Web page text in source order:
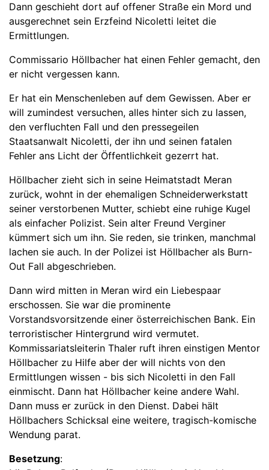
Dann geschieht dort auf offener Straße ein Mord und
ausgerechnet sein Erzfeind Nicoletti leitet die
Ermittlungen.
Commissario Höllbacher hat einen Fehler gemacht, den
er nicht vergessen kann.
Er hat ein Menschenleben auf dem Gewissen. Aber er
will zumindest versuchen, alles hinter sich zu lassen,
den verfluchten Fall und den pressegeilen
Staatsanwalt Nicoletti, der ihn und seinen fatalen
Fehler ans Licht der Öffentlichkeit gezerrt hat.
Höllbacher zieht sich in seine Heimatstadt Meran
zurück, wohnt in der ehemaligen Schneiderwerkstatt
seiner verstorbenen Mutter, schiebt eine ruhige Kugel
als einfacher Polizist. Sein alter Freund Verginer
kümmert sich um ihn. Sie reden, sie trinken, manchmal
lachen sie auch. In der Polizei ist Höllbacher als Burn-
Out Fall abgeschrieben.
Dann wird mitten in Meran wird ein Liebespaar
erschossen. Sie war die prominente
Vorstandsvorsitzende einer österreichischen Bank. Ein
terroristischer Hintergrund wird vermutet.
Kommissariatsleiterin Thaler ruft ihren einstigen Mentor
Höllbacher zu Hilfe aber der will nichts von den
Ermittlungen wissen - bis sich Nicoletti in den Fall
einmischt. Dann hat Höllbacher keine andere Wahl.
Dann muss er zurück in den Dienst. Dabei hält
Höllbachers Schicksal eine weitere, tragisch-komische
Wendung parat.
Besetzung: